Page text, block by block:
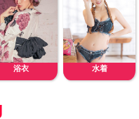
浴衣 水着